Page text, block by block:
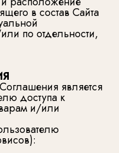
в состав Сайта
по отдельности,
является
доступа к
и/или